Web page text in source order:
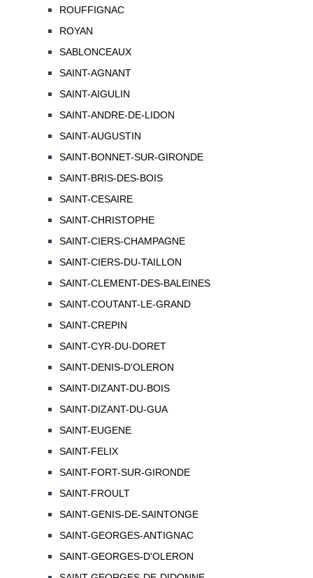
ROUFFIGNAC
ROYAN
SABLONCEAUX
SAINT-AGNANT
SAINT-AIGULIN
SAINT-ANDRE-DE-LIDON
SAINT-AUGUSTIN
SAINT-BONNET-SUR-GIRONDE
SAINT-BRIS-DES-BOIS
SAINT-CESAIRE
SAINT-CHRISTOPHE
SAINT-CIERS-CHAMPAGNE
SAINT-CIERS-DU-TAILLON
SAINT-CLEMENT-DES-BALEINES
SAINT-COUTANT-LE-GRAND
SAINT-CREPIN
SAINT-CYR-DU-DORET
SAINT-DENIS-D'OLERON
SAINT-DIZANT-DU-BOIS
SAINT-DIZANT-DU-GUA
SAINT-EUGENE
SAINT-FELIX
SAINT-FORT-SUR-GIRONDE
SAINT-FROULT
SAINT-GENIS-DE-SAINTONGE
SAINT-GEORGES-ANTIGNAC
SAINT-GEORGES-D'OLERON